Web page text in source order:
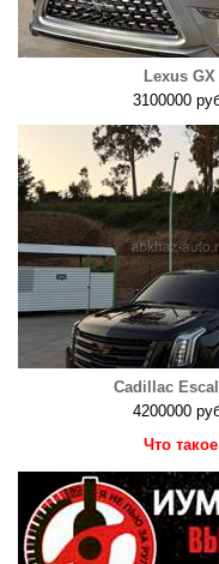
Lexus GX
3100000
Cadillac
4200000
Что